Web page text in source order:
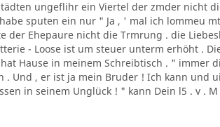
ungeflihr ein Viertel der zmder nicht
sputen ein nur " Ja , ' mal ich lommeu
der Ehepaure nicht die Trmrung . die
- Loose ist um steuer unterm erhöht .
Hause in meinem Schreibtisch . " immer
. Und , er ist ja mein Bruder ! Ich kann und
in seinem Unglück ! " kann Dein l5 . v .